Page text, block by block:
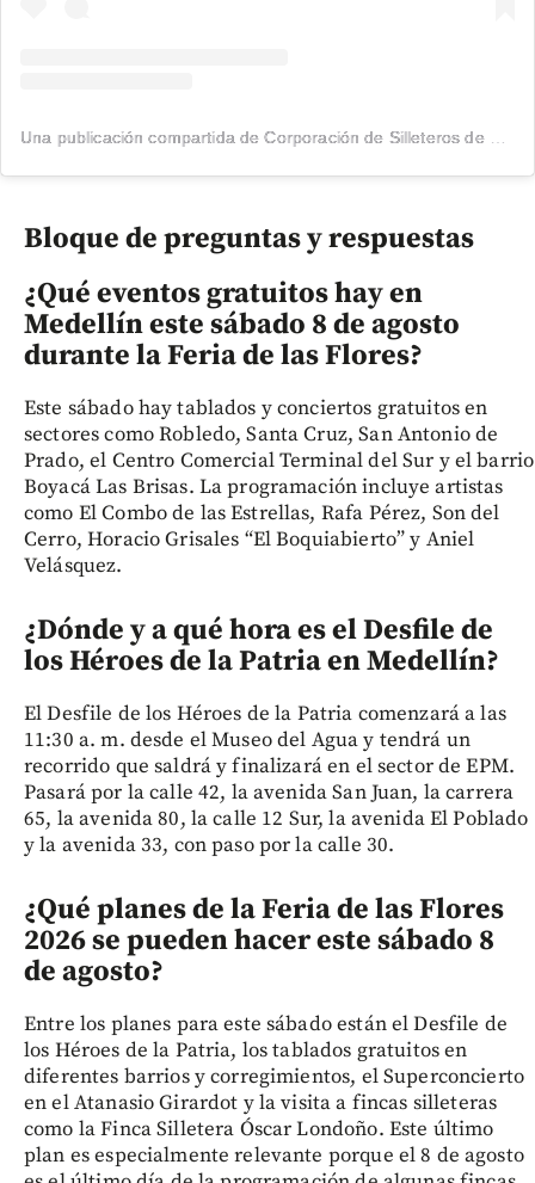
Bloque de preguntas y respuestas
¿Qué eventos gratuitos hay en
Medellín este sábado 8 de agosto
durante la Feria de las Flores?
Este sábado hay tablados y conciertos gratuitos en
sectores como Robledo, Santa Cruz, San Antonio de
Prado, el Centro Comercial Terminal del Sur y el barrio
Boyacá Las Brisas. La programación incluye artistas
como El Combo de las Estrellas, Rafa Pérez, Son del
Cerro, Horacio Grisales “El Boquiabierto” y Aniel
Velásquez.
¿Dónde y a qué hora es el Desfile de
los Héroes de la Patria en Medellín?
El Desfile de los Héroes de la Patria comenzará a las
11:30 a. m. desde el Museo del Agua y tendrá un
recorrido que saldrá y finalizará en el sector de EPM.
Pasará por la calle 42, la avenida San Juan, la carrera
65, la avenida 80, la calle 12 Sur, la avenida El Poblado
y la avenida 33, con paso por la calle 30.
¿Qué planes de la Feria de las Flores
2026 se pueden hacer este sábado 8
de agosto?
Entre los planes para este sábado están el Desfile de
los Héroes de la Patria, los tablados gratuitos en
diferentes barrios y corregimientos, el Superconcierto
en el Atanasio Girardot y la visita a fincas silleteras
como la Finca Silletera Óscar Londoño. Este último
plan es especialmente relevante porque el 8 de agosto